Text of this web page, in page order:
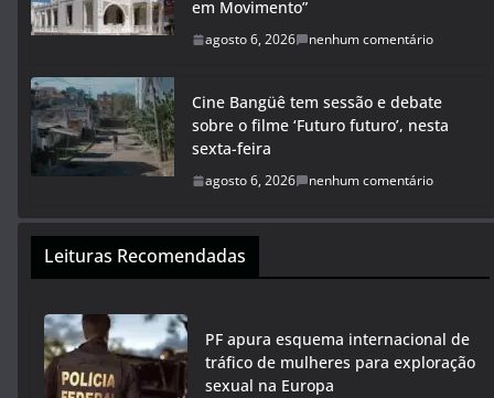
em Movimento”
agosto 6, 2026 nenhum comentário
Cine Bangüê tem sessão e debate
sobre o filme ‘Futuro futuro’, nesta
sexta-feira
agosto 6, 2026 nenhum comentário
Leituras Recomendadas
PF apura esquema internacional de
tráfico de mulheres para exploração
sexual na Europa